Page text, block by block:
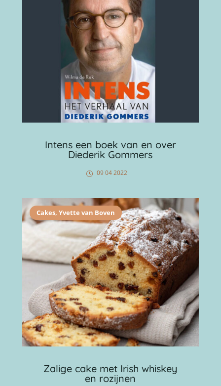
Intens een boek van en over
Diederik Gommers
09 04 2022
Cakes, Yvette van Boven
Zalige cake met Irish whiskey
en rozijnen